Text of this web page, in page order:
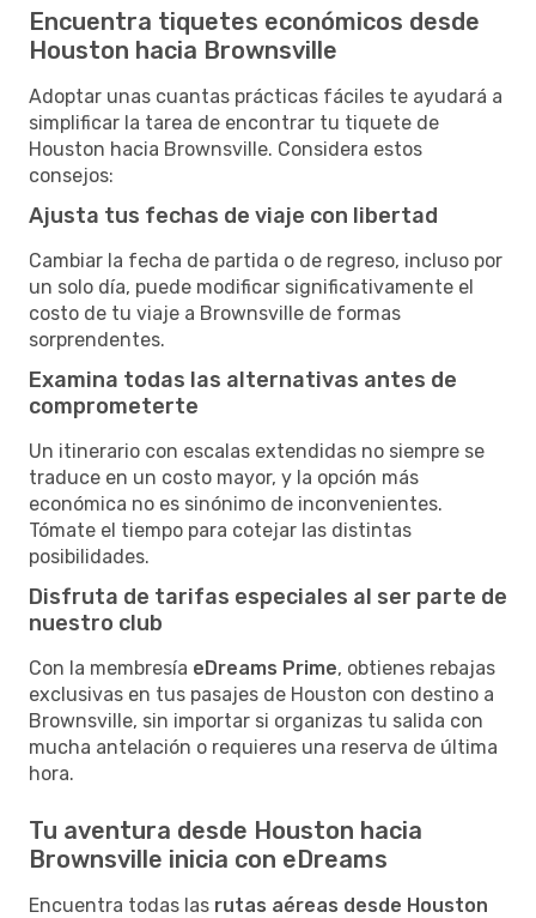
Encuentra tiquetes económicos desde
Houston hacia Brownsville
Adoptar unas cuantas prácticas fáciles te ayudará a
simplificar la tarea de encontrar tu tiquete de
Houston hacia Brownsville. Considera estos
consejos:
Ajusta tus fechas de viaje con libertad
Cambiar la fecha de partida o de regreso, incluso por
un solo día, puede modificar significativamente el
costo de tu viaje a Brownsville de formas
sorprendentes.
Examina todas las alternativas antes de
comprometerte
Un itinerario con escalas extendidas no siempre se
traduce en un costo mayor, y la opción más
económica no es sinónimo de inconvenientes.
Tómate el tiempo para cotejar las distintas
posibilidades.
Disfruta de tarifas especiales al ser parte de
nuestro club
Con la membresía eDreams Prime, obtienes rebajas
exclusivas en tus pasajes de Houston con destino a
Brownsville, sin importar si organizas tu salida con
mucha antelación o requieres una reserva de última
hora.
Tu aventura desde Houston hacia
Brownsville inicia con eDreams
Encuentra todas las rutas aéreas desde Houston